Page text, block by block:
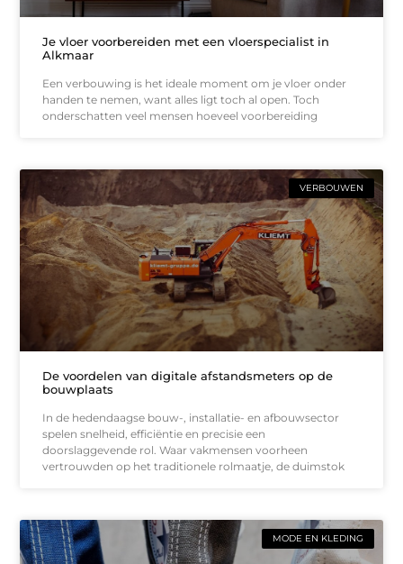
Je vloer voorbereiden met een vloerspecialist in
Alkmaar
Een verbouwing is het ideale moment om je vloer onder
handen te nemen, want alles ligt toch al open. Toch
onderschatten veel mensen hoeveel voorbereiding
VERBOUWEN
De voordelen van digitale afstandsmeters op de
bouwplaats
In de hedendaagse bouw-, installatie- en afbouwsector
spelen snelheid, efficiëntie en precisie een
doorslaggevende rol. Waar vakmensen voorheen
vertrouwden op het traditionele rolmaatje, de duimstok
MODE EN KLEDING